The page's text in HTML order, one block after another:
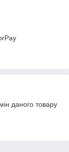
даного товару